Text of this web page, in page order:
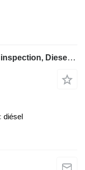
Atlas Copco QES 105 JD ST3 Valid inspection, Diesel, 105 kVA
diésel